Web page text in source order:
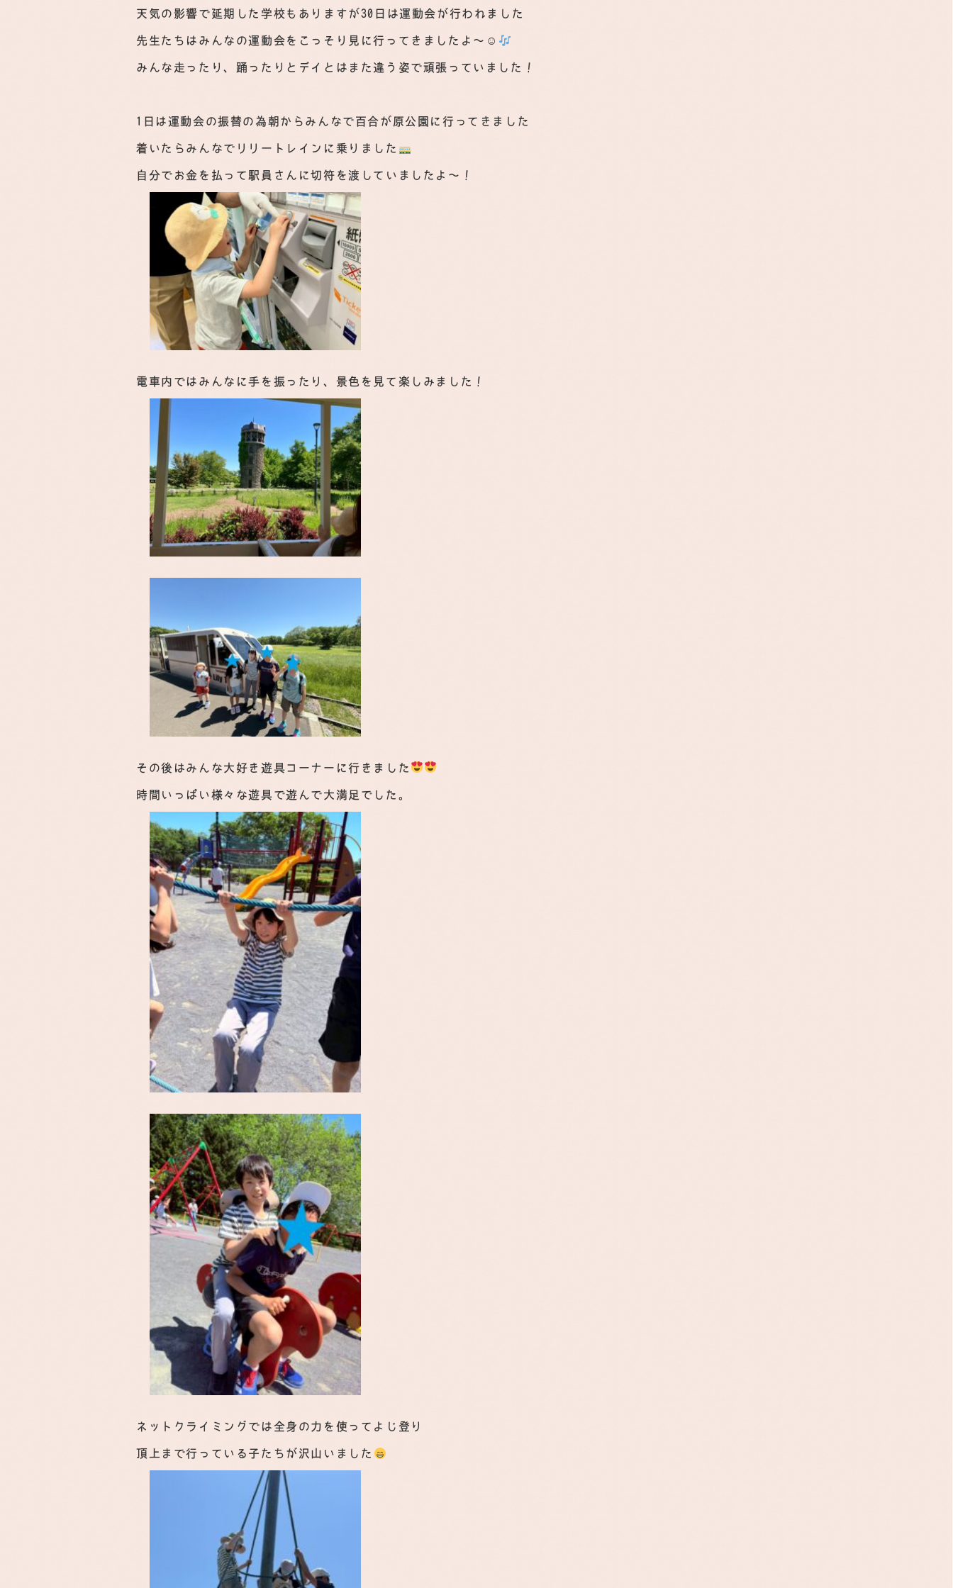
天気の影響で延期した学校もありますが30日は運動会が行われました☀
先生たちはみんなの運動会をこっそり見に行ってきましたよ～☺
みんな走ったり、踊ったりとデイとはまた違う姿で頑張っていました！
1日は運動会の振替の為朝からみんなで百合が原公園に行ってきました☀
着いたらみんなでリリートレインに乗りました
自分でお金を払って駅員さんに切符を渡していましたよ～！
電車内ではみんなに手を振ったり、景色を見て楽しみました！
その後はみんな大好き遊具コーナーに行きました
時間いっぱい様々な遊具で遊んで大満足でした。
ネットクライミングでは全身の力を使ってよじ登り
頂上まで行っている子たちが沢山いました